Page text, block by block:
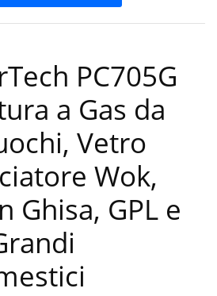
PC705G
a Gas da
Vetro
Wok,
Ghisa, GPL e